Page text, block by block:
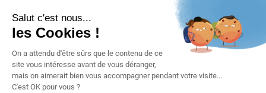
NOS SERVICES
Rdv conseil
Notices et Tutos
Réalisations
Blog
FABRICANT DEPUIS 30 ANS
Notre histoire
POUR LES
PROFESSIONNELS